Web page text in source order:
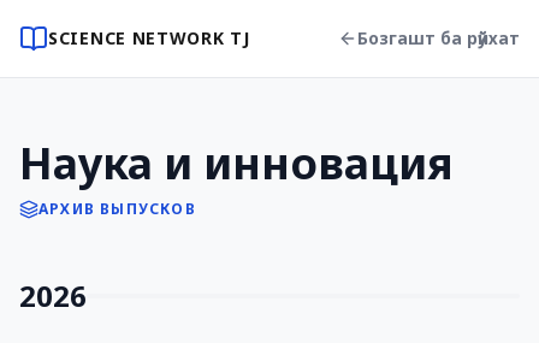
SCIENCE NETWORK TJ Бозгашт ба рӯйхат
Наука и инновация
АРХИВ ВЫПУСКОВ
2026